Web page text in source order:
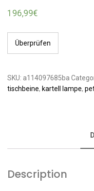
196,99€
Überprüfen
SKU: a114097685ba
tischbeine, kartell lampe,
Description